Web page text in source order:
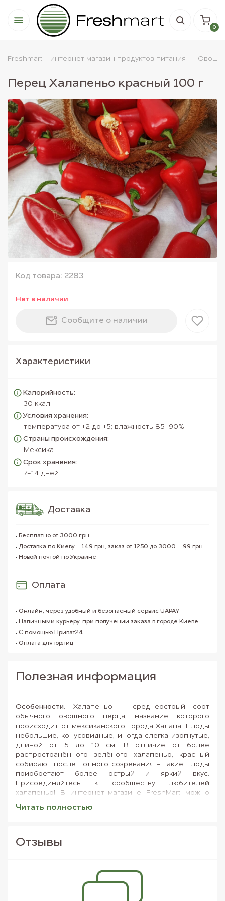
0
Freshmart - интернет магазин продуктов питания Овощи
Перец Халапеньо красный 100 г
Код товара: 2283
Нет в наличии
Сообщите о наличии
Характеристики
Калорийность:
30 ккал
Условия хранения:
температура от +2 до +5; влажность 85-90%
Страны происхождения:
Мексика
Срок хранения:
7-14 дней
Доставка
Бесплатно от 3000 грн
Доставка по Киеву - 149 грн, заказ от 1250 до 3000 – 99 грн
Новой почтой по Украине
Оплата
Онлайн, через удобный и безопасный сервис UAPAY
Наличными курьеру, при получении заказа в городе Киеве
С помощью Приват24
Оплата для юрлиц
Полезная информация
Читать полностью
Особенности. Халапеньо – среднеострый сорт
обычного овощного перца, название которого
происходит от мексиканского города Халапа. Плоды
небольшие, конусовидные, иногда слегка изогнутые,
длиной от 5 до 10 см. В отличие от более
распространённого зелёного халапеньо, красный
собирают после полного созревания - такие плоды
приобретают более острый и яркий вкус.
Присоединяйтесь к сообществу любителей
халапеньо! В интернет-магазине FreshMart можно
качества по доступной цене.
в мексиканской кухне. Перец используют в сыром,
маринованном, сушёном или копченом виде. Лёгкие
рыбные и овощные блюда. Сырые стручки можно
добавить в салат или приготовить из них особый
Отзывы